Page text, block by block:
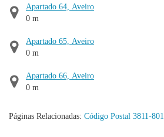
Apartado 64, Aveiro
0 m
Apartado 65, Aveiro
0 m
Apartado 66, Aveiro
0 m
Páginas Relacionadas: Código Postal 3811-801